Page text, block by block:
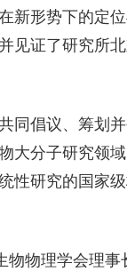
新形势下的定
见证了研究所
同倡议、筹划
大分子研究领
性研究的国家
物物理学会理